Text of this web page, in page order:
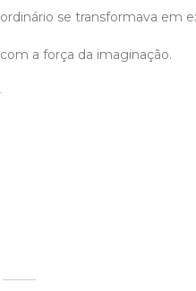
ordinário se transformava em
com a força da imaginação.